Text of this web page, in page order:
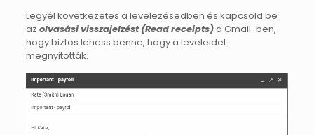
Legyél következetes a levelezésedben és kapcsold be
az olvasási visszajelzést (Read receipts)a Gmail-ben,
hogy biztos lehess benne, hogy a leveleidet
megnyitották.